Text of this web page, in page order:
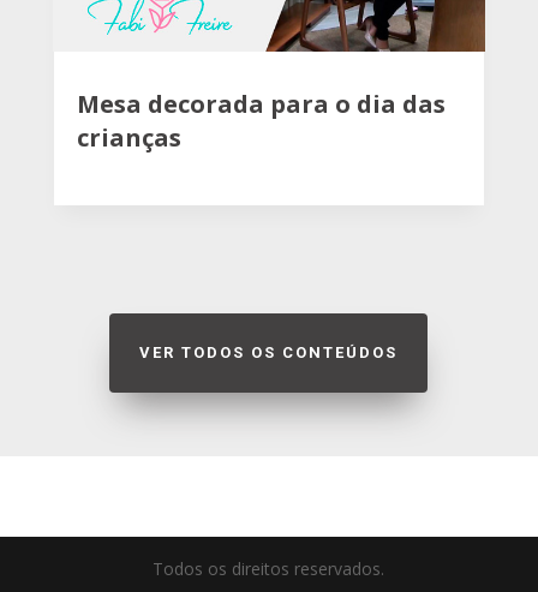
Mesa decorada para o dia das
crianças
VER TODOS OS CONTEÚDOS
Todos os direitos reservados.